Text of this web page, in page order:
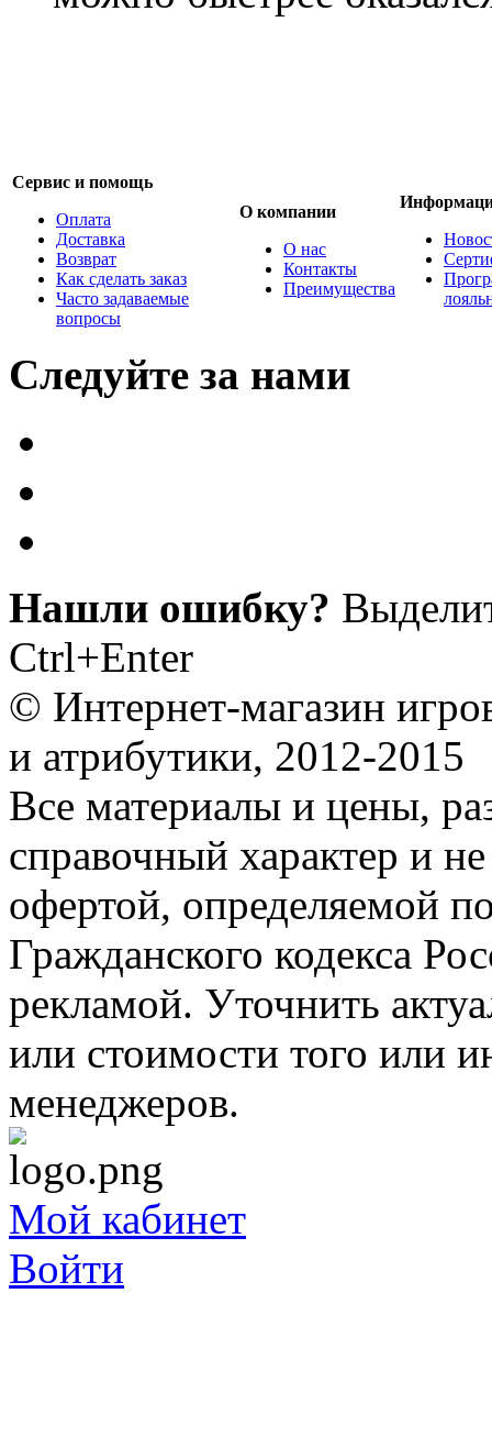
Сервис и помощь
Оплата
Доставка
Возврат
Как сделать заказ
Часто задаваемые
вопросы
О компании
О нас
Контакты
Преимущества
Следуйте за нами
Нашли ошибку?
Ctrl+Enter
© Интернет-магазин
и атрибутики, 2012-2015
Все материалы и цены,
справочный характер и
офертой, определяемой
Гражданского кодекса
рекламой. Уточнить
или стоимости того или
менеджеров.
Мой кабинет
Войти